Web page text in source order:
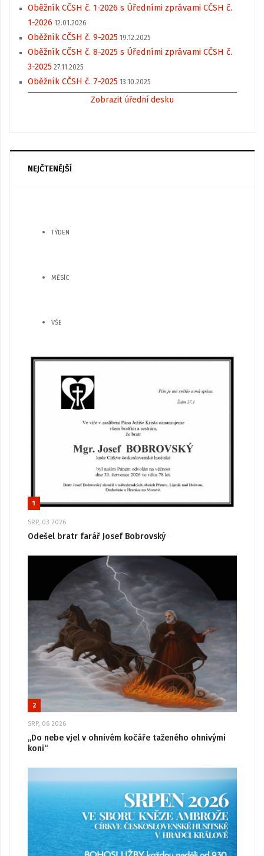
Oběžník CČSH č. 1-2026 s Úředními zprávami CČSH č.
1-2026 12.01.2026
Oběžník CČSH č. 9-2025 19.12.2025
Oběžník CČSH č. 8-2025 s Úředními zprávami CČSH č.
3-2025 27.11.2025
Oběžník CČSH č. 7-2025 13.10.2025
Zobrazit úřední desku
NEJČTENĚJŠÍ
TÝDEN
MĚSÍC
VŠE
1
SRP, 03 2026
Odešel bratr farář Josef Bobrovský
2
SRP, 06 2026
„Do nebe vjel v ohnivém kočáře taženého ohnivými
koni“